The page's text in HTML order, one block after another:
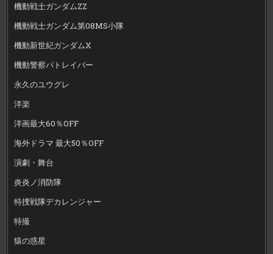
機動戦士ガンダムZZ
機動戦士ガンダム第08MS小隊
機動新世紀ガンダムX
機動警察パトレイバー
永久のユウグレ
洋楽
洋画最大60％OFF
海外ドラマ 最大50％OFF
演劇・舞台
炎炎ノ消防隊
特捜戦隊デカレンジャー
特撮
猿の惑星